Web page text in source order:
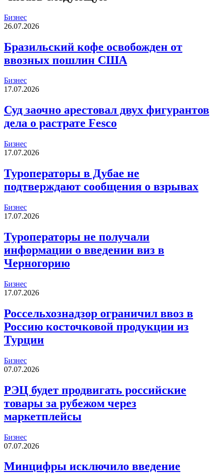
Бизнес
26.07.2026
Бразильский кофе освобожден от
ввозных пошлин США
Бизнес
17.07.2026
Суд заочно арестовал двух фигурантов
дела о растрате Fesco
Бизнес
17.07.2026
Туроператоры в Дубае не
подтверждают сообщения о взрывах
Бизнес
17.07.2026
Туроператоры не получали
информации о введении виз в
Черногорию
Бизнес
17.07.2026
Россельхознадзор ограничил ввоз в
Россию косточковой продукции из
Турции
Бизнес
07.07.2026
РЭЦ будет продвигать российские
товары за рубежом через
маркетплейсы
Бизнес
07.07.2026
Минцифры исключило введение